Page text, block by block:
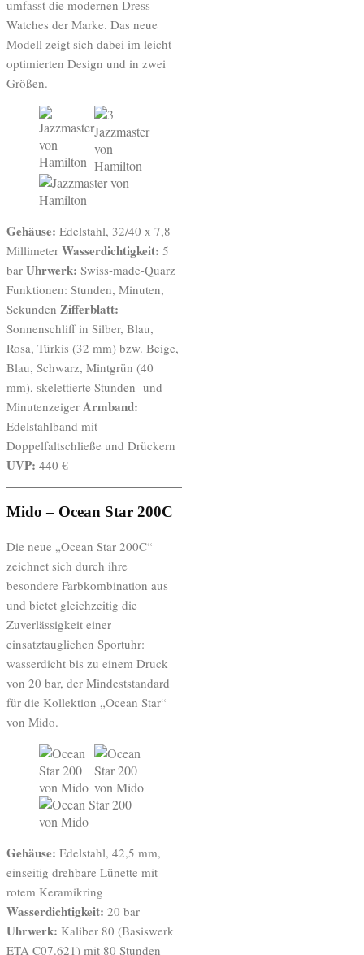
umfasst die modernen Dress
Watches der Marke. Das neue
Modell zeigt sich dabei im leicht
optimierten Design und in zwei
Größen.
Gehäuse: Edelstahl, 32/40 x 7,8
Millimeter Wasserdichtigkeit: 5
bar Uhrwerk: Swiss-made-Quarz
Funktionen: Stunden, Minuten,
Sekunden Zifferblatt:
Sonnenschliff in Silber, Blau,
Rosa, Türkis (32 mm) bzw. Beige,
Blau, Schwarz, Mintgrün (40
mm), skelettierte Stunden- und
Minutenzeiger Armband:
Edelstahlband mit
Doppelfaltschließe und Drückern
UVP: 440 €
Mido – Ocean Star 200C
Die neue „Ocean Star 200C“
zeichnet sich durch ihre
besondere Farbkombination aus
und bietet gleichzeitig die
Zuverlässigkeit einer
einsatztauglichen Sportuhr:
wasserdicht bis zu einem Druck
von 20 bar, der Mindeststandard
für die Kollektion „Ocean Star“
von Mido.
Gehäuse: Edelstahl, 42,5 mm,
einseitig drehbare Lünette mit
rotem Keramikring
Wasserdichtigkeit: 20 bar
Uhrwerk: Kaliber 80 (Basiswerk
ETA C07.621) mit 80 Stunden